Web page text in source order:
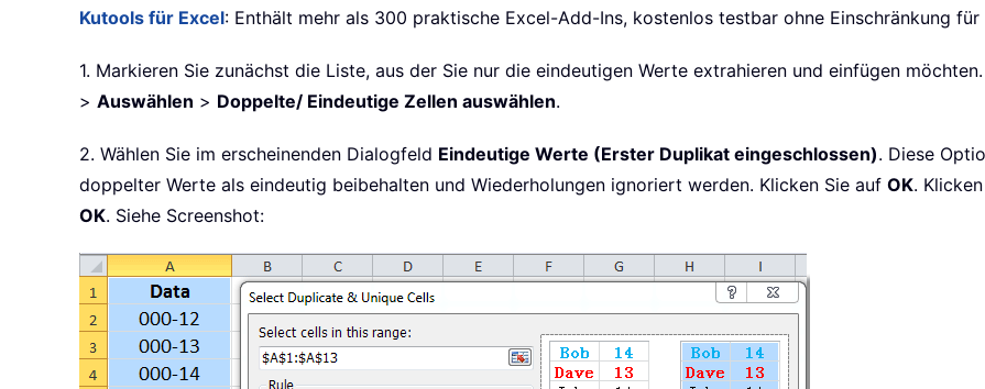
Kutools für Excel: Enthält mehr als 300 praktische Excel-Add-Ins, kostenlos testbar ohne Einschränkung für
1. Markieren Sie zunächst die Liste, aus der Sie nur die eindeutigen Werte extrahieren und einfügen
> Auswählen > Doppelte/ Eindeutige Zellen auswählen.
2. Wählen Sie im erscheinenden Dialogfeld Eindeutige Werte (Erster Duplikat eingeschlossen). Diese
doppelter Werte als eindeutig beibehalten und Wiederholungen ignoriert werden. Klicken Sie auf OK.
OK. Siehe Screenshot: